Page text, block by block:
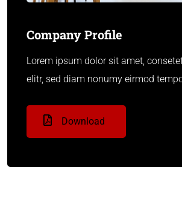
Company Profile
Lorem ipsum dolor sit amet,
elitr, sed diam nonumy eirmod
Download